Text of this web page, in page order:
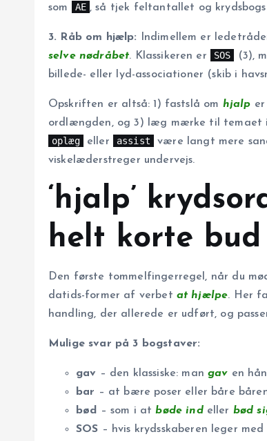
som
AE , så tjek feltantallet og
3. Råb om hjælp: Indimellem er
selve nødråbet. Klassikeren er SOS (3),
billede- eller lyd-associationer (skib i
Opskriften er altså: 1) fastslå om hjalp
ordlængden, og 3) læg mærke til temaet
oplæg
eller assist være langt mere
viskelæderstreger undervejs.
‘hjalp’
helt korte bud
Den første tommelfingerregel, når du
datids-former af verbet at hjælpe. Her
handling, der allerede er udført, og
Mulige svar på 3 bogstaver:
gav – den klassiske: mangav en
bar – at bære poser eller båre
bød
– som i atbøde indeller bød
SOS – hvis krydsskaberen leger med